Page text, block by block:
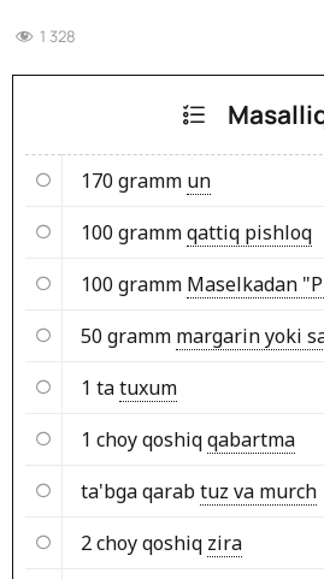
1 328
170 gramm un
100 grammqattiq pishloq
100 gramm Maselkadan
50 gramm margarin yoki
1 tatuxum
1 choy qoshiqqabartma
ta'bga qarabtuz va murch
2 choy qoshiq zira